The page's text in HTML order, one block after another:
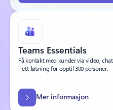
Teams Essentials
Få kontakt med kunder via video,
i-ett-løsning for opptil 300 personer.
Mer informasjon